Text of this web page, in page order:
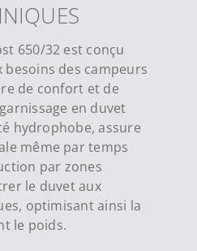
650/32 est conçu
des campeurs
de confort et de
en duvet
hydrophobe, assure
même par temps
par zones
le duvet aux
optimisant ainsi la
le poids.